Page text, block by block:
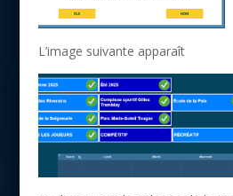
L’image suivante apparaît